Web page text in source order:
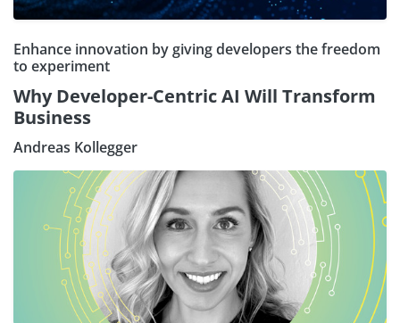
Enhance innovation by giving developers the freedom
to experiment
Why Developer-Centric AI Will Transform
Business
Andreas Kollegger